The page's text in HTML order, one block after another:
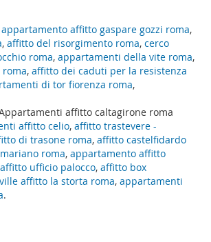
affitto caltagirone roma
affitto celio, affitto trastevere -
di trasone roma, affitto castelfidardo
roma, appartamento affitto
affitto ufficio palocco, affitto box
ville affitto la storta roma, appartamenti
.
appartamento affitto gaspare gozzi roma,
, affitto del risorgimento roma, cerco
roma, appartamenti della vite roma,
, affitto dei caduti per la resistenza
di tor fiorenza roma,